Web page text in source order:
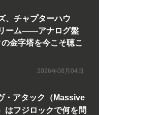
、チャプターハウ
ーム――アナログ盤
金字塔を今こそ聴こ
2026年08月04日
・アタック（Massive
はフジロックで何を問